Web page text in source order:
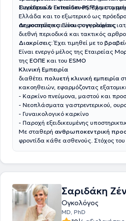
Θεραπειών Lutecium-PSMA με το
Συνέδρια & Εκπαίδευση:Έχει
Ελλάδα και το εξωτερικό ως
σε φοιτητές και νέους ογκολόγους
Δημοσιεύσεις:Είναι συγγραφέας
διεθνή περιοδικά και τακτικός
Διακρίσεις:Έχει τιμηθεί με το
Είναι ενεργό μέλος της Εταιρείας
της ΕΟΠΕ και του ESMO
Κλινική Εμπειρία
διαθέτει πολυετή κλινική εμπειρία
κακοηθειών, εφαρμόζοντας
- Καρκίνο πνεύμονα, μαστού και
- Νεοπλάσματα γαστρεντερικού,
- Γυναικολογικό καρκίνο
- Παροχή εξειδικευμένης
Με σταθερή ανθρωποκεντρική
φροντίδα κάθε ασθενούς. Στόχος
Σαριδάκη
Ογκολόγος
MD, PhD